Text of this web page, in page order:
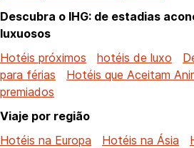
Descubra o IHG: de estadias
luxuosos
Hotéis próximos
hotéis de luxo
para férias
Hotéis que Aceitam
premiados
Viaje por região
Hotéis na Europa
Hotéis na Ásia